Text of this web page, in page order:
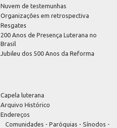
Nuvem de testemunhas
Organizações em retrospectiva
Resgates
200 Anos de Presença Luterana no
Brasil
Jubileu dos 500 Anos da Reforma
Capela luterana
Arquivo Histórico
Endereços
Comunidades - Paróquias - Sínodos -